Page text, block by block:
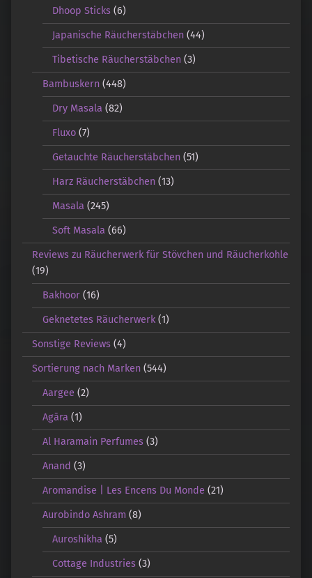
Dhoop Sticks (6)
Japanische Räucherstäbchen (44)
Tibetische Räucherstäbchen (3)
Bambuskern(448)
Dry Masala (82)
Fluxo (7)
Getauchte Räucherstäbchen (51)
Harz Räucherstäbchen (13)
Masala (245)
Soft Masala (66)
Reviews zu Räucherwerk für Stövchen und Räucherkohle
(19)
Bakhoor(16)
Geknetetes Räucherwerk(1)
Sonstige Reviews (4)
Sortierung nach Marken (544)
Aargee (2)
Agāra (1)
Al Haramain Perfumes(3)
Anand (3)
Aromandise | Les Encens Du Monde (21)
Aurobindo Ashram (8)
Auroshikha (5)
Cottage Industries (3)